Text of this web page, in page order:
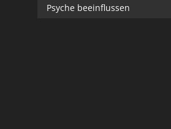
Psyche beeinflussen